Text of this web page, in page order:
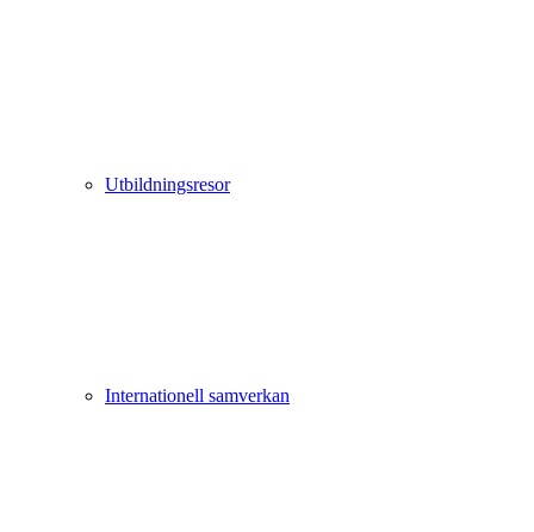
Utbildningsresor
Internationell samverkan